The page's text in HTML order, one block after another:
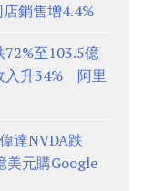
銷售增4.4%
至103.5億
入升34% 阿里
達NVDA跌
元購Google